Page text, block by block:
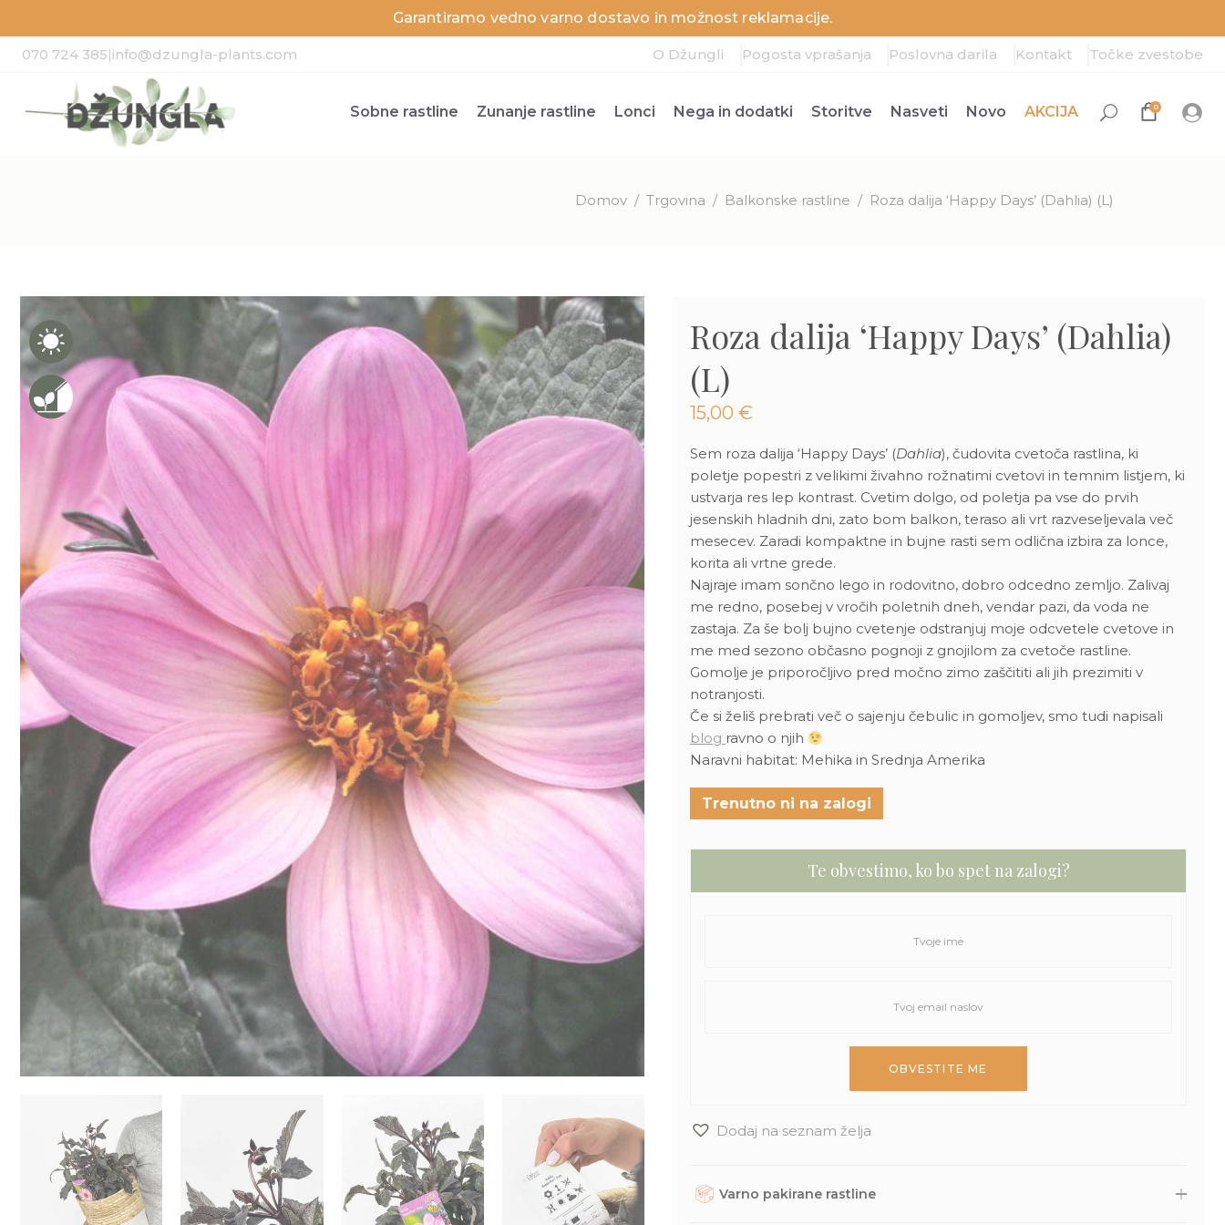
Garantiramo vedno varno dostavo in možnost reklamacije.
070 724 385|info@dzungla-plants.com O Džungli Pogosta vprašanja Poslovna darila Kontakt Točke zvestobe
Sobne rastline Zunanje rastline Lonci Nega in dodatki Storitve Nasveti Novo AKCIJA 0
Domov / Trgovina / Balkonske rastline / Roza dalija ‘Happy Days’ (Dahlia) (L)
Roza dalija ‘Happy Days’ (Dahlia)
(L)
15,00 €
Sem roza dalija ‘Happy Days’ (Dahlia), čudovita cvetoča rastlina, ki
poletje popestri z velikimi živahno rožnatimi cvetovi in temnim listjem, ki
ustvarja res lep kontrast. Cvetim dolgo, od poletja pa vse do prvih
jesenskih hladnih dni, zato bom balkon, teraso ali vrt razveseljevala več
mesecev. Zaradi kompaktne in bujne rasti sem odlična izbira za lonce,
korita ali vrtne grede.
Najraje imam sončno lego in rodovitno, dobro odcedno zemljo. Zalivaj
me redno, posebej v vročih poletnih dneh, vendar pazi, da voda ne
zastaja. Za še bolj bujno cvetenje odstranjuj moje odcvetele cvetove in
me med sezono občasno pognoji z gnojilom za cvetoče rastline.
Gomolje je priporočljivo pred močno zimo zaščititi ali jih prezimiti v
notranjosti.
Če si želiš prebrati več o sajenju čebulic in gomoljev, smo tudi napisali
blog ravno o njih
Naravni habitat: Mehika in Srednja Amerika
Trenutno ni na zalogi
Te obvestimo, ko bo spet na zalogi?
Dodaj na seznam želja
Varno pakirane rastline